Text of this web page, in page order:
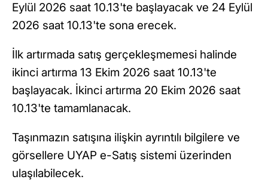
Eylül 2026 saat 10.13'te başlayacak ve 24 Eylül
2026 saat 10.13'te sona erecek.
İlk artırmada satış gerçekleşmemesi halinde
ikinci artırma 13 Ekim 2026 saat 10.13'te
başlayacak. İkinci artırma 20 Ekim 2026 saat
10.13'te tamamlanacak.
Taşınmazın satışına ilişkin ayrıntılı bilgilere ve
görsellere UYAP e-Satış sistemi üzerinden
ulaşılabilecek.